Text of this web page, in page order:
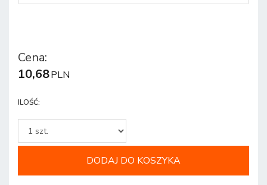
Cena:
10,68PLN
ILOŚĆ:
DODAJ DO KOSZYKA